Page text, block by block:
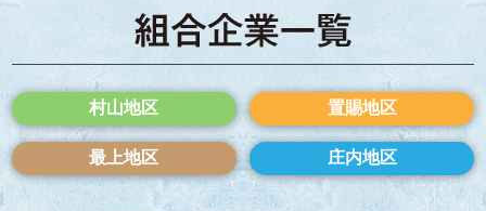
村山地区 置賜地区
最上地区 庄内地区